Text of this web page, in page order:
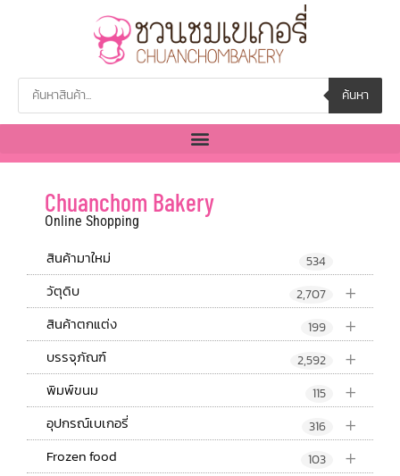
ค้นหา
Chuanchom Bakery
Online Shopping
สินค้ามาใหม่ 534
+
วัตุดิบ 2,707
+
สินค้าตกแต่ง 199
+
บรรจุภัณฑ์ 2,592
+
พิมพ์ขนม 115
+
อุปกรณ์เบเกอรี่ 316
+
Frozen food 103